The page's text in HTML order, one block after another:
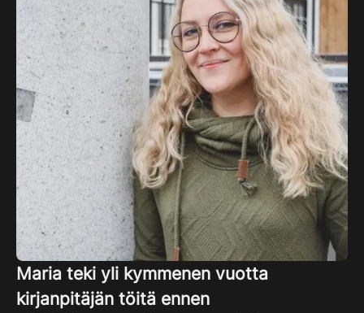
Maria teki yli kymmenen vuotta
kirjanpitäjän töitä ennen